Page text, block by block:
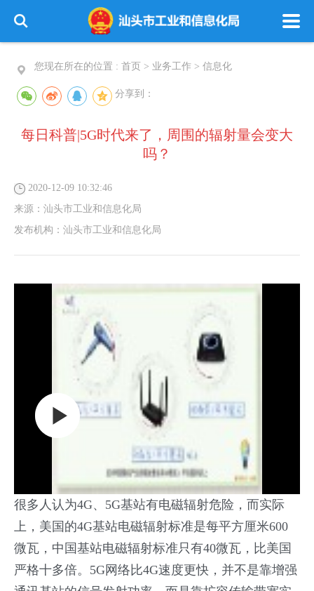
您现在所在的位置 : 首页 > 业务工作 > 信息化
分享到：
每日科普|5G时代来了，周围的辐射量会变大
吗？
2020-12-09 10:32:46
来源： 汕头市工业和信息化局
发布机构： 汕头市工业和信息化局
很多人认为4G、5G基站有电磁辐射危险，而实际
上，美国的4G基站电磁辐射标准是每平方厘米600
微瓦，中国基站电磁辐射标准只有40微瓦，比美国
严格十多倍。5G网络比4G速度更快，并不是靠增强